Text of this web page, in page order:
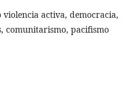
violencia activa, democracia,
comunitarismo, pacifismo